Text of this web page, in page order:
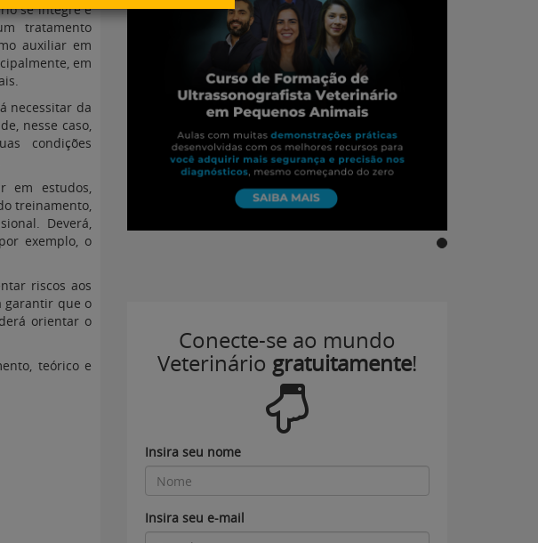
se integre e
tratamento
auxiliar em
em
necessitar da
nesse caso,
condições
em estudos,
treinamento,
Deverá,
exemplo, o
riscos aos
garantir que o
orientar o
teórico e
Conecte-se ao mundo
Veterinário gratuitamente!
Insira seu nome
Insira seu e-mail